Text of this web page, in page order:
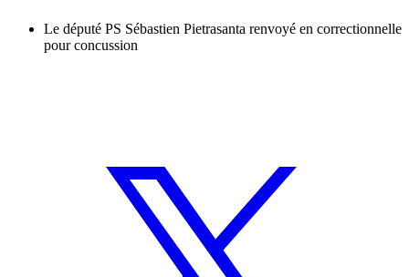
Le député PS Sébastien Pietrasanta renvoyé en correctionnelle
pour concussion